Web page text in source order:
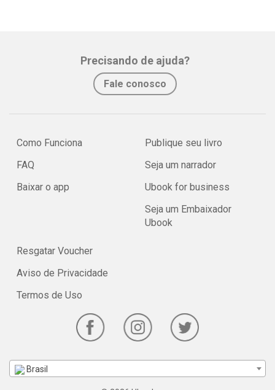
Precisando de ajuda?
Fale conosco
Como Funciona
FAQ
Baixar o app
Publique seu livro
Seja um narrador
Ubook for business
Seja um Embaixador
Ubook
Resgatar Voucher
Aviso de Privacidade
Termos de Uso
Brasil